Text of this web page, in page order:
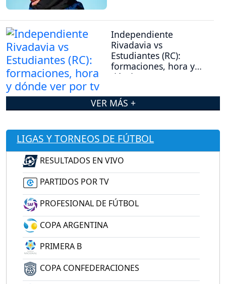
Independiente
Rivadavia vs
Estudiantes (RC):
formaciones, hora y
dónde ver por tv
VER MÁS +
LIGAS Y TORNEOS DE FÚTBOL
RESULTADOS EN VIVO
PARTIDOS POR TV
PROFESIONAL DE FÚTBOL
COPA ARGENTINA
PRIMERA B
COPA CONFEDERACIONES